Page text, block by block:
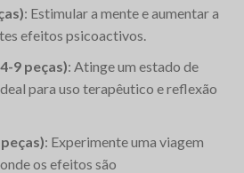
: Estimular a mente e aumentar a
efeitos psicoactivos.
9 peças): Atinge um estado de
para uso terapêutico e reflexão
: Experimente uma viagem
os efeitos são